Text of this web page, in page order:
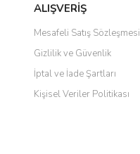
bozuk veya görüntülenemiyor.
eksik bilgiler bulunuyor.
hatalar bulunuyor.
daha pahalı.
farklı alternatifler olmalı.
ALIŞVERİŞ
Mesafeli Satış Sözleşmesi
Gizlilik ve Güvenlik
İptal ve İade Şartları
Kişisel Veriler Politikası